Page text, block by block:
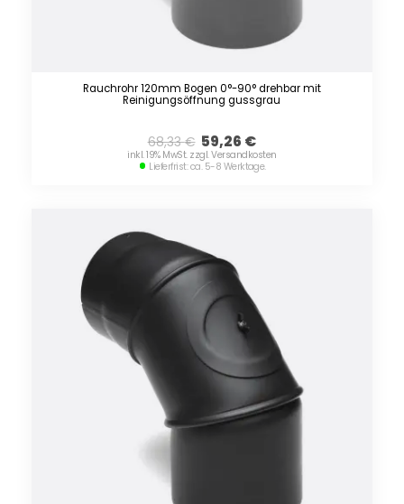
Rauchrohr 120mm Bogen 0°-90° drehbar mit
Reinigungsöffnung gussgrau
68,33€ 59,26 €
inkl. 19% MwSt. zzgl. Versandkosten
Lieferfrist: ca. 5-8 Werktage.